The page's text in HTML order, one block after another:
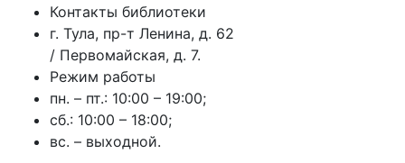
Контакты библиотеки
г. Тула, пр-т Ленина, д. 62
/ Первомайская, д. 7.
Режим работы
пн. – пт.: 10:00 – 19:00;
сб.: 10:00 – 18:00;
вс. – выходной.